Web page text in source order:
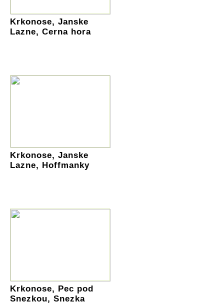
Krkonose, Janske
Lazne, Cerna hora
Krkonose, Janske
Lazne, Hoffmanky
Krkonose, Pec pod
Snezkou, Snezka